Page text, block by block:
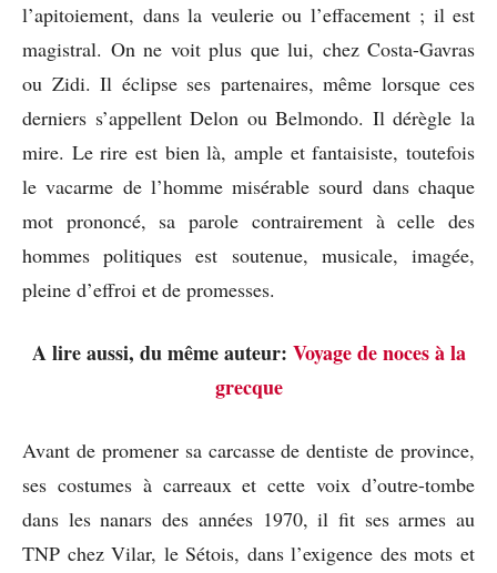
l’apitoiement, dans la veulerie ou l’effacement ; il est
magistral. On ne voit plus que lui, chez Costa-Gavras
ou Zidi. Il éclipse ses partenaires, même lorsque ces
derniers s’appellent Delon ou Belmondo. Il dérègle la
mire. Le rire est bien là, ample et fantaisiste, toutefois
le vacarme de l’homme misérable sourd dans chaque
mot prononcé, sa parole contrairement à celle des
hommes politiques est soutenue, musicale, imagée,
pleine d’effroi et de promesses.
A lire aussi, du même auteur: Voyage de noces à la
grecque
Avant de promener sa carcasse de dentiste de province,
ses costumes à carreaux et cette voix d’outre-tombe
dans les nanars des années 1970, il fit ses armes au
TNP chez Vilar, le Sétois, dans l’exigence des mots et